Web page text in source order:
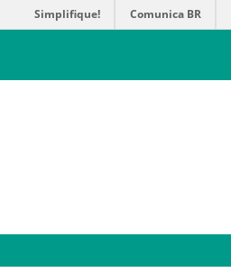
Simplifique! Comunica BR